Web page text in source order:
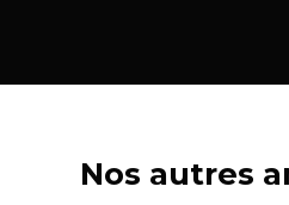
Nos autres